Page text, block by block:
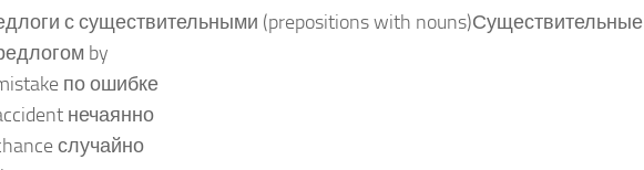
с существительными (prepositions with nouns)Существительные
by
по ошибке
нечаянно
случайно